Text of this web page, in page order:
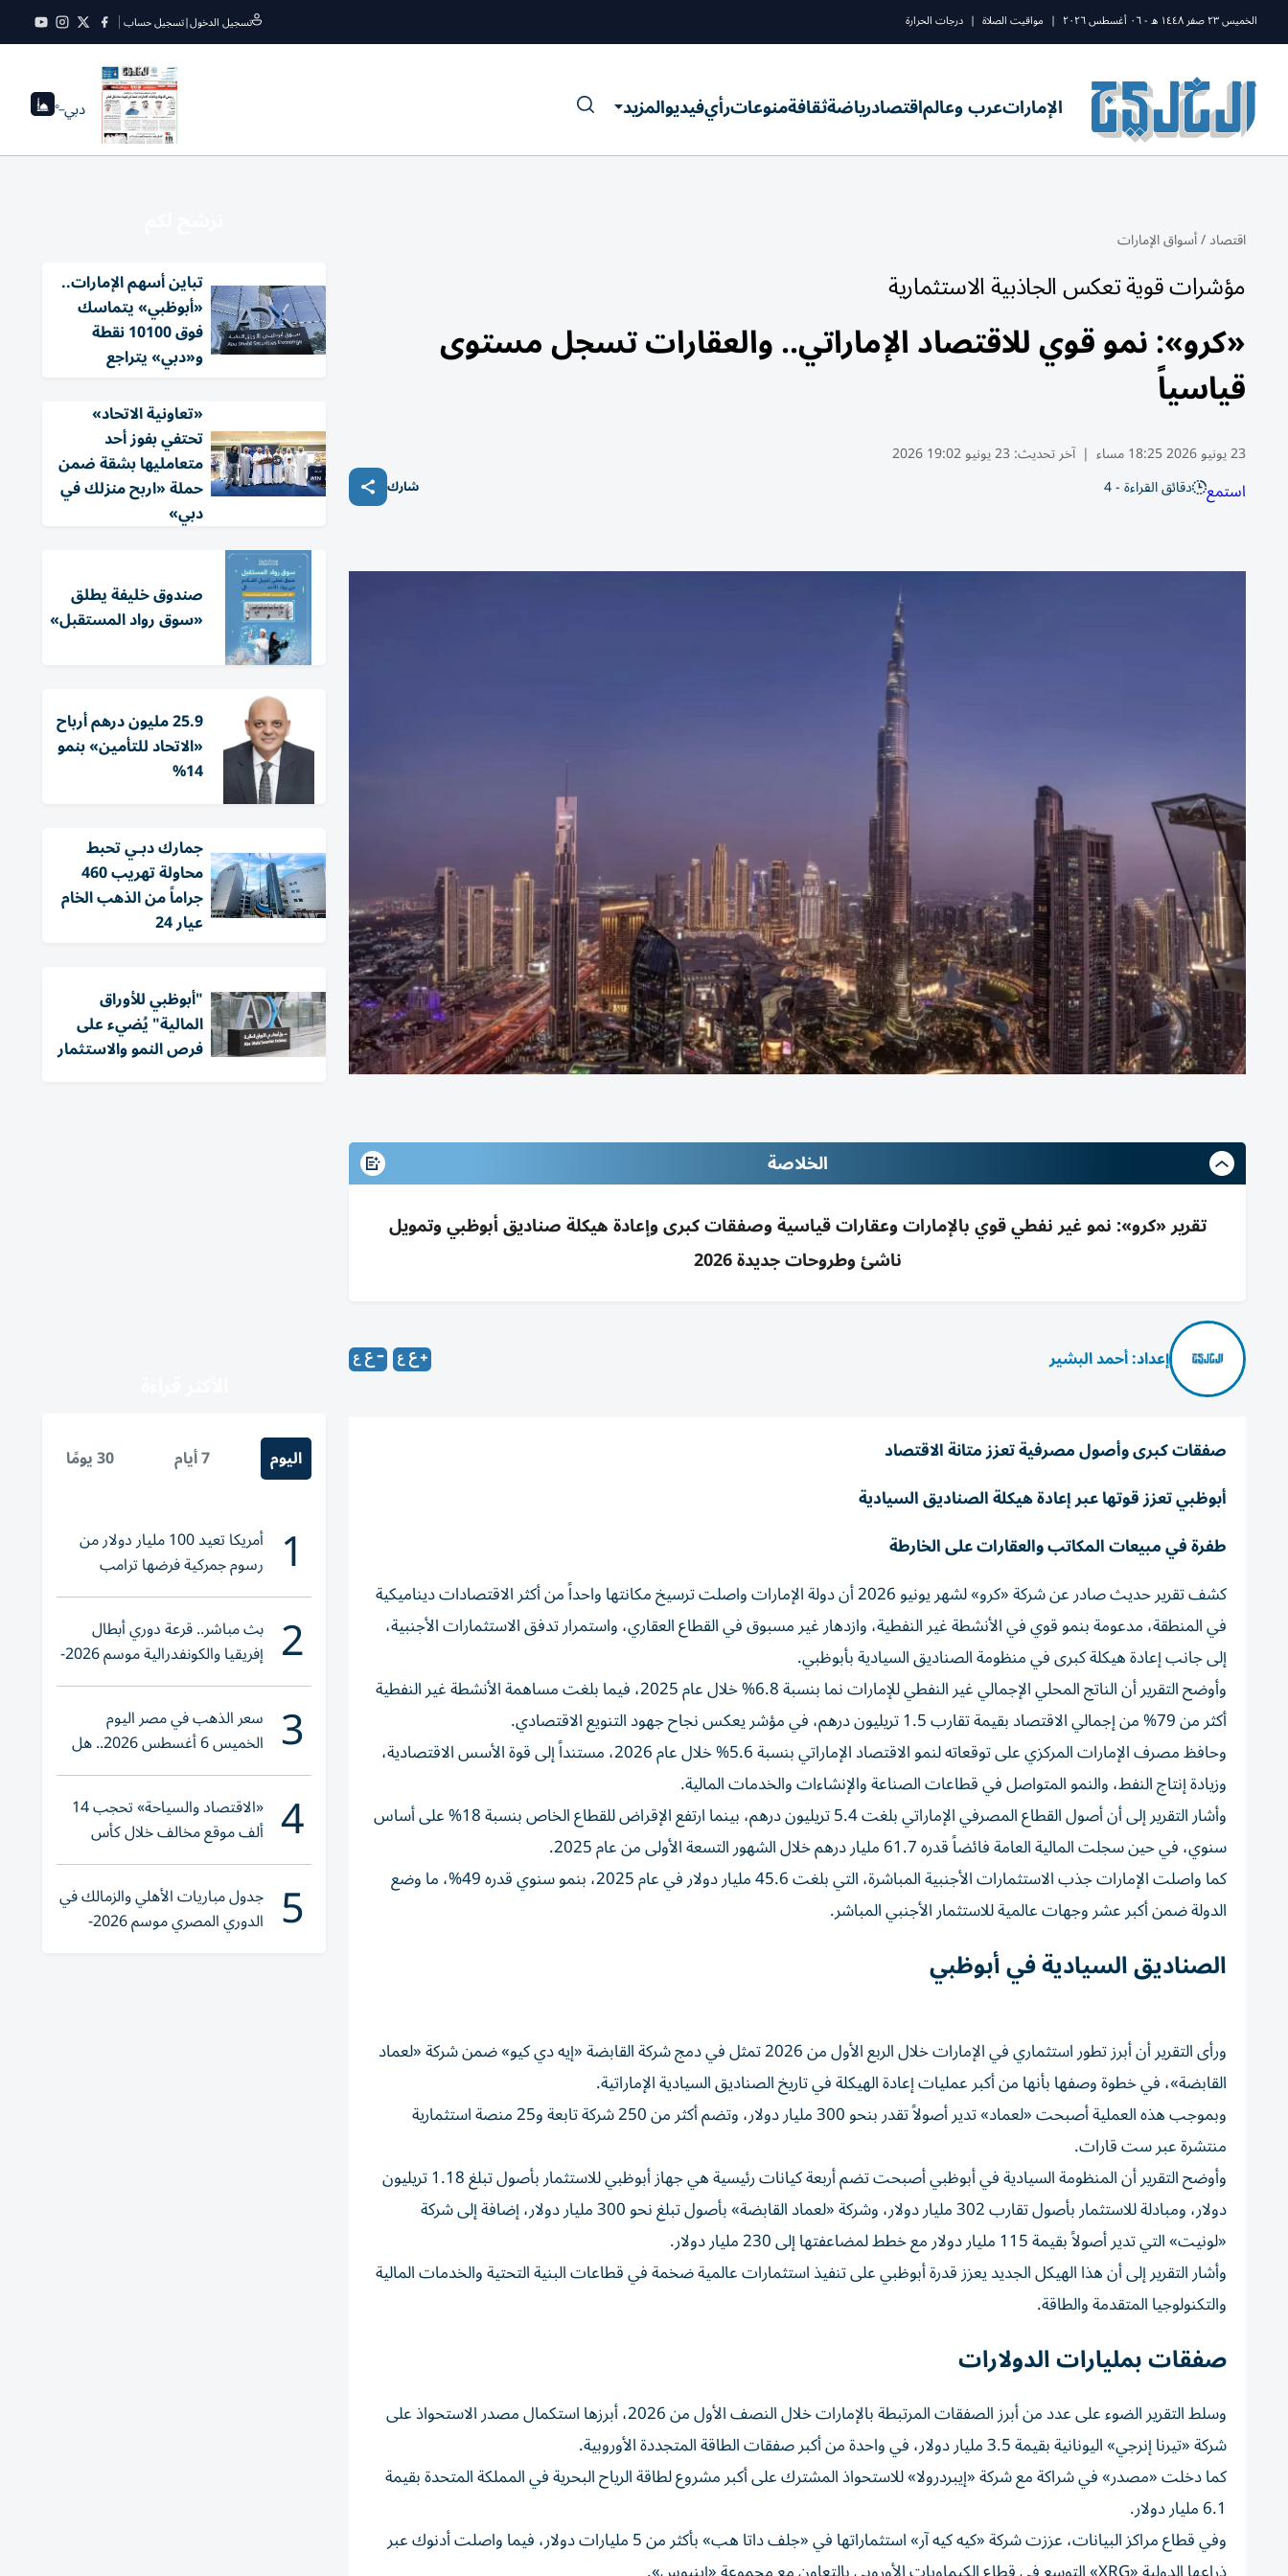
الخميس ٢٣ صفر ١٤٤٨ ه - ٠٦ أغسطس ٢٠٢٦ | مواقيت الصلاة | درجات الحرارة تسجيل الدخول|تسجيل حساب
الإماراتعرب وعالماقتصادرياضةثقافةمنوعاترأيفيديوالمزيد دبي--°
اقتصاد/أسواق الإمارات
مؤشرات قوية تعكس الجاذبية الاستثمارية
«كرو»: نمو قوي للاقتصاد الإماراتي.. والعقارات تسجل مستوى
قياسياً
23 يونيو 2026 18:25 مساء | آخر تحديث: 23 يونيو 19:02 2026
استمع دقائق القراءة - 4 شارك
الخلاصة
تقرير «كرو»: نمو غير نفطي قوي بالإمارات وعقارات قياسية وصفقات كبرى وإعادة هيكلة صناديق أبوظبي وتمويل
ناشئ وطروحات جديدة 2026
إعداد: أحمد البشير
صفقات كبرى وأصول مصرفية تعزز متانة الاقتصاد
أبوظبي تعزز قوتها عبر إعادة هيكلة الصناديق السيادية
طفرة في مبيعات المكاتب والعقارات على الخارطة
كشف تقرير حديث صادر عن شركة «كرو» لشهر يونيو 2026 أن دولة الإمارات واصلت ترسيخ مكانتها واحداً من أكثر الاقتصادات ديناميكية
في المنطقة، مدعومة بنمو قوي في الأنشطة غير النفطية، وازدهار غير مسبوق في القطاع العقاري، واستمرار تدفق الاستثمارات الأجنبية،
إلى جانب إعادة هيكلة كبرى في منظومة الصناديق السيادية بأبوظبي.
وأوضح التقرير أن الناتج المحلي الإجمالي غير النفطي للإمارات نما بنسبة 6.8% خلال عام 2025، فيما بلغت مساهمة الأنشطة غير النفطية
أكثر من 79% من إجمالي الاقتصاد بقيمة تقارب 1.5 تريليون درهم، في مؤشر يعكس نجاح جهود التنويع الاقتصادي.
وحافظ مصرف الإمارات المركزي على توقعاته لنمو الاقتصاد الإماراتي بنسبة 5.6% خلال عام 2026، مستنداً إلى قوة الأسس الاقتصادية،
وزيادة إنتاج النفط، والنمو المتواصل في قطاعات الصناعة والإنشاءات والخدمات المالية.
وأشار التقرير إلى أن أصول القطاع المصرفي الإماراتي بلغت 5.4 تريليون درهم، بينما ارتفع الإقراض للقطاع الخاص بنسبة 18% على أساس
سنوي، في حين سجلت المالية العامة فائضاً قدره 61.7 مليار درهم خلال الشهور التسعة الأولى من عام 2025.
كما واصلت الإمارات جذب الاستثمارات الأجنبية المباشرة، التي بلغت 45.6 مليار دولار في عام 2025، بنمو سنوي قدره 49%، ما وضع
الدولة ضمن أكبر عشر وجهات عالمية للاستثمار الأجنبي المباشر.
الصناديق السيادية في أبوظبي
ورأى التقرير أن أبرز تطور استثماري في الإمارات خلال الربع الأول من 2026 تمثل في دمج شركة القابضة «إيه دي كيو» ضمن شركة «لعماد
القابضة»، في خطوة وصفها بأنها من أكبر عمليات إعادة الهيكلة في تاريخ الصناديق السيادية الإماراتية.
وبموجب هذه العملية أصبحت «لعماد» تدير أصولاً تقدر بنحو 300 مليار دولار، وتضم أكثر من 250 شركة تابعة و25 منصة استثمارية
منتشرة عبر ست قارات.
وأوضح التقرير أن المنظومة السيادية في أبوظبي أصبحت تضم أربعة كيانات رئيسية هي جهاز أبوظبي للاستثمار بأصول تبلغ 1.18 تريليون
دولار، ومبادلة للاستثمار بأصول تقارب 302 مليار دولار، وشركة «لعماد القابضة» بأصول تبلغ نحو 300 مليار دولار، إضافة إلى شركة
«لونيت» التي تدير أصولاً بقيمة 115 مليار دولار مع خطط لمضاعفتها إلى 230 مليار دولار.
وأشار التقرير إلى أن هذا الهيكل الجديد يعزز قدرة أبوظبي على تنفيذ استثمارات عالمية ضخمة في قطاعات البنية التحتية والخدمات المالية
والتكنولوجيا المتقدمة والطاقة.
صفقات بمليارات الدولارات
وسلط التقرير الضوء على عدد من أبرز الصفقات المرتبطة بالإمارات خلال النصف الأول من 2026، أبرزها استكمال مصدر الاستحواذ على
شركة «تيرنا إنرجي» اليونانية بقيمة 3.5 مليار دولار، في واحدة من أكبر صفقات الطاقة المتجددة الأوروبية.
كما دخلت «مصدر» في شراكة مع شركة «إيبردرولا» للاستحواذ المشترك على أكبر مشروع لطاقة الرياح البحرية في المملكة المتحدة بقيمة
6.1 مليار دولار.
وفي قطاع مراكز البيانات، عززت شركة «كيه كيه آر» استثماراتها في «جلف داتا هب» بأكثر من 5 مليارات دولار، فيما واصلت أدنوك عبر
تباين أسهم الإمارات..
«أبوظبي» يتماسك
فوق 10100 نقطة
و«دبي» يتراجع
«تعاونية الاتحاد»
تحتفي بفوز أحد
متعامليها بشقة ضمن
حملة «اربح منزلك في
دبي»
صندوق خليفة يطلق
«سوق رواد المستقبل»
25.9 مليون درهم أرباح
«الاتحاد للتأمين» بنمو
14%
جمارك دبـي تحبط
محاولة تهريب 460
جراماً من الذهب الخام
عيار 24
"أبوظبي للأوراق
المالية" يُضيء على
فرص النمو والاستثمار
اليوم 7 أيام 30 يومًا
1 أمريكا تعيد 100 مليار دولار من
رسوم جمركية فرضها ترامب
2 بث مباشر.. قرعة دوري أبطال
إفريقيا والكونفدرالية موسم 2026-
2027
3 سعر الذهب في مصر اليوم
الخميس 6 أغسطس 2026.. هل
تنوي الشراء؟
4 «الاقتصاد والسياحة» تحجب 14
ألف موقع مخالف خلال كأس
العالم 2026
5 جدول مباريات الأهلي والزمالك في
الدوري المصري موسم 2026-